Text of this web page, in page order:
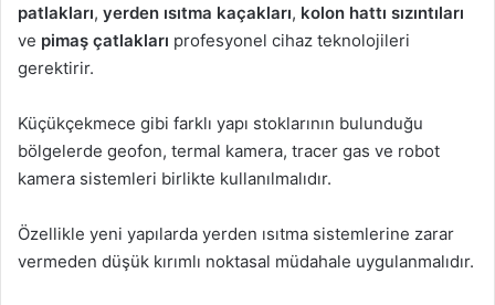
patlakları, yerden ısıtma kaçakları, kolon hattı sızıntıları
ve pimaş çatlakları profesyonel cihaz teknolojileri
gerektirir.
Küçükçekmece gibi farklı yapı stoklarının bulunduğu
bölgelerde geofon, termal kamera, tracer gas ve robot
kamera sistemleri birlikte kullanılmalıdır.
Özellikle yeni yapılarda yerden ısıtma sistemlerine zarar
vermeden düşük kırımlı noktasal müdahale uygulanmalıdır.